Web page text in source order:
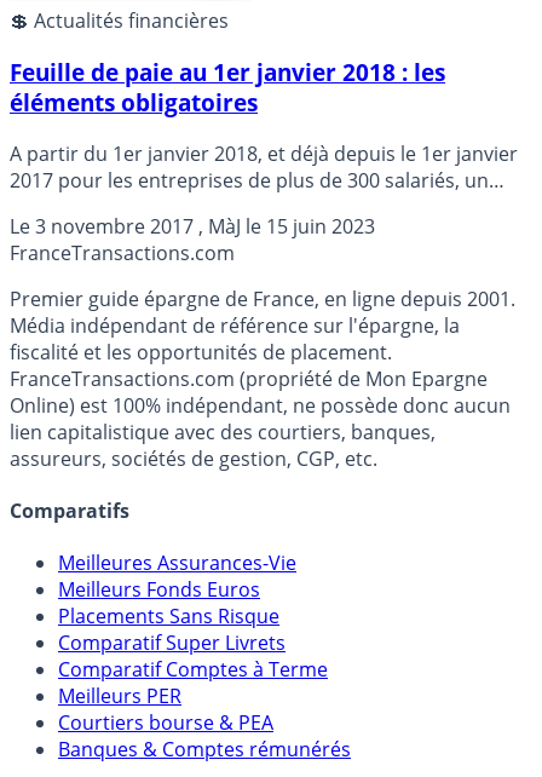
💲 Actualités financières
Feuille de paie au 1er janvier 2018 : les
éléments obligatoires
A partir du 1er janvier 2018, et déjà depuis le 1er janvier
2017 pour les entreprises de plus de 300 salariés, un
rendre plus lisible et pédagogique.
Le3 novembre 2017 , MàJ le 15 juin 2023
FranceTransactions.com
Premier guide épargne de France, en ligne depuis 2001.
Média indépendant de référence sur l'épargne, la
fiscalité et les opportunités de placement.
FranceTransactions.com (propriété de Mon Epargne
Online) est 100% indépendant, ne possède donc aucun
lien capitalistique avec des courtiers, banques,
assureurs, sociétés de gestion, CGP, etc.
Comparatifs
Meilleures Assurances-Vie
Meilleurs Fonds Euros
Placements Sans Risque
Comparatif Super Livrets
Comparatif Comptes à Terme
Meilleurs PER
Courtiers bourse & PEA
Banques & Comptes rémunérés